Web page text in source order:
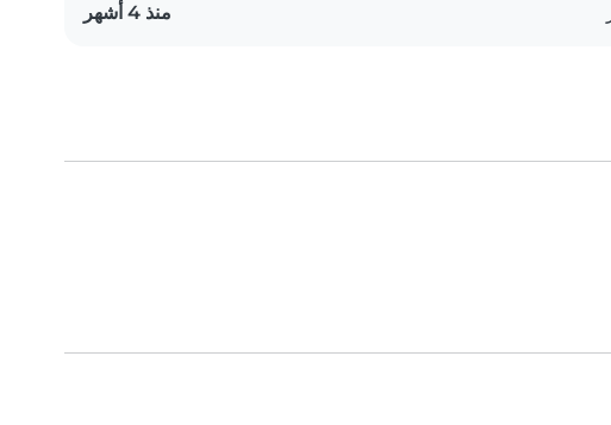
منذ 4 أشهر